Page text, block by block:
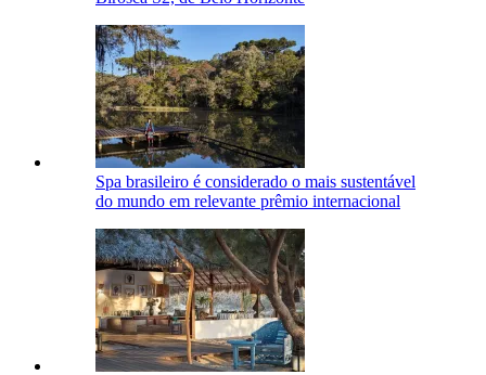
Spa brasileiro é considerado o mais sustentável
do mundo em relevante prêmio internacional